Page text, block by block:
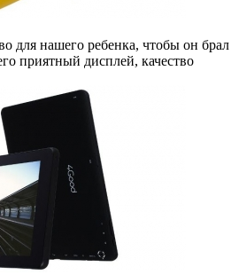
для нашего ребенка, чтобы он брал
приятный дисплей, качество